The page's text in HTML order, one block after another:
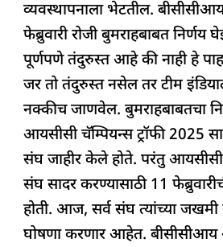
व्यवस्थापनाला भेटतील.
फेब्रुवारी रोजी बुमराहबाबत
पूर्णपणे तंदुरुस्त आहे की नाही हे
जर तो तंदुरुस्त नसेल तर टीम
नक्कीच जाणवेल. बुमराहबाबतचा
आयसीसी चॅम्पियन्स ट्रॉफी 2025
संघ जाहीर केले होते. परंतु
संघ सादर करण्यासाठी 11
होती. आज, सर्व संघ त्यांच्या
घोषणा करणार आहेत.